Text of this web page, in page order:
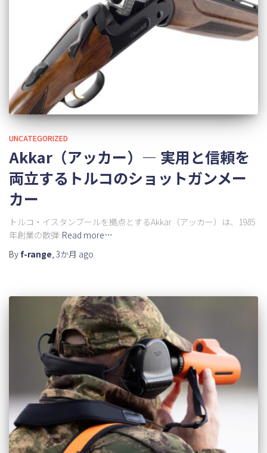
UNCATEGORIZED
Akkar（アッカー）― 実用と信頼を
両立するトルコのショットガンメー
カー
トルコ・イスタンブールを拠点とするAkkar（アッカー）は、1985
年創業の散弾 Read more…
By f-range, 3か月 ago